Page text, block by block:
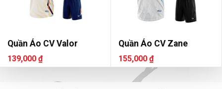
Quần Áo CV Valor
139,000 ₫
Quần Áo CV Zane
155,000 ₫